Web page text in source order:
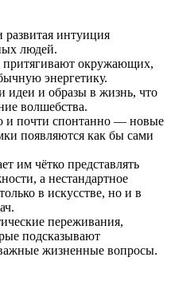
интуиция
людей.
притягивают окружающих,
энергетику.
и образы в жизнь, что
волшебства.
и почти спонтанно — новые
появляются как бы сами
им чётко представлять
а нестандартное
в искусстве, но и в
переживания,
подсказывают
жизненные вопросы.